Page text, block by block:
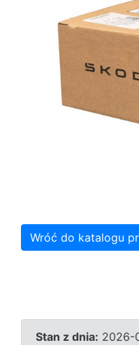
Wróć do katalogu
Stan z dnia: 2026-